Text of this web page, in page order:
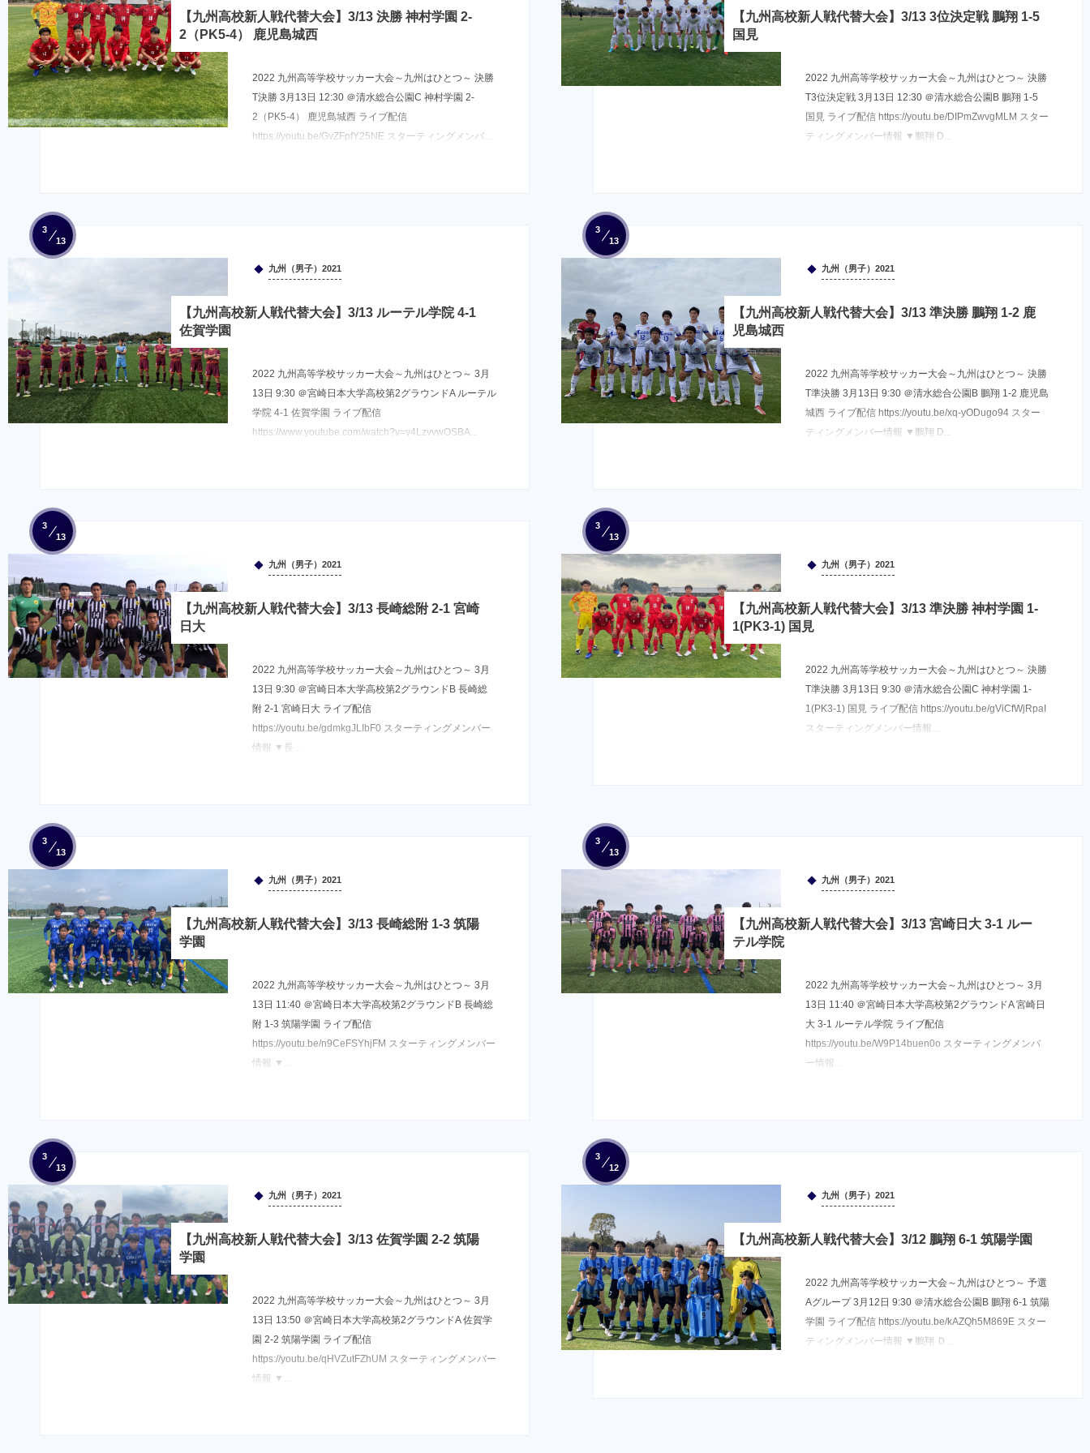
【九州高校新人戦代替大会】3/13 決勝 神村学園 2-
2（PK5-4） 鹿児島城西
2022 九州高等学校サッカー大会～九州はひとつ～ 決勝
T決勝 3月13日 12:30 ＠清水総合公園C 神村学園 2-
2（PK5-4） 鹿児島城西 ライブ配信
https://youtu.be/GvZFpfY25NE スターティングメンバ...
【九州高校新人戦代替大会】3/13 3位決定戦 鵬翔 1-5
国見
2022 九州高等学校サッカー大会～九州はひとつ～ 決勝
T3位決定戦 3月13日 12:30 ＠清水総合公園B 鵬翔 1-5
国見 ライブ配信 https://youtu.be/DIPmZwvgMLM スター
ティングメンバー情報 ▼鵬翔 D...
九州（男子）2021
【九州高校新人戦代替大会】3/13 ルーテル学院 4-1
佐賀学園
2022 九州高等学校サッカー大会～九州はひとつ～ 3月
13日 9:30 ＠宮崎日本大学高校第2グラウンドA ルーテル
学院 4-1 佐賀学園 ライブ配信
https://www.youtube.com/watch?v=y4LzvvwOSBA...
3
13
九州（男子）2021
【九州高校新人戦代替大会】3/13 準決勝 鵬翔 1-2 鹿
児島城西
2022 九州高等学校サッカー大会～九州はひとつ～ 決勝
T準決勝 3月13日 9:30 ＠清水総合公園B 鵬翔 1-2 鹿児島
城西 ライブ配信 https://youtu.be/xq-yODugo94 スター
ティングメンバー情報 ▼鵬翔 D...
3
13
九州（男子）2021
【九州高校新人戦代替大会】3/13 長崎総附 2-1 宮崎
日大
2022 九州高等学校サッカー大会～九州はひとつ～ 3月
13日 9:30 ＠宮崎日本大学高校第2グラウンドB 長崎総
附 2-1 宮崎日大 ライブ配信
https://youtu.be/gdmkgJLIbF0 スターティングメンバー
情報 ▼長...
3
13
九州（男子）2021
【九州高校新人戦代替大会】3/13 準決勝 神村学園 1-
1(PK3-1) 国見
2022 九州高等学校サッカー大会～九州はひとつ～ 決勝
T準決勝 3月13日 9:30 ＠清水総合公園C 神村学園 1-
1(PK3-1) 国見 ライブ配信 https://youtu.be/gViCfWjRpaI
スターティングメンバー情報...
3
13
九州（男子）2021
【九州高校新人戦代替大会】3/13 長崎総附 1-3 筑陽
学園
2022 九州高等学校サッカー大会～九州はひとつ～ 3月
13日 11:40 ＠宮崎日本大学高校第2グラウンドB 長崎総
附 1-3 筑陽学園 ライブ配信
https://youtu.be/n9CeFSYhjFM スターティングメンバー
情報 ▼...
3
13
九州（男子）2021
【九州高校新人戦代替大会】3/13 宮崎日大 3-1 ルー
テル学院
2022 九州高等学校サッカー大会～九州はひとつ～ 3月
13日 11:40 ＠宮崎日本大学高校第2グラウンドA 宮崎日
大 3-1 ルーテル学院 ライブ配信
https://youtu.be/W9P14buen0o スターティングメンバ
ー情報...
3
13
九州（男子）2021
【九州高校新人戦代替大会】3/13 佐賀学園 2-2 筑陽
学園
2022 九州高等学校サッカー大会～九州はひとつ～ 3月
13日 13:50 ＠宮崎日本大学高校第2グラウンドA 佐賀学
園 2-2 筑陽学園 ライブ配信
https://youtu.be/qHVZutFZhUM スターティングメンバー
情報 ▼...
3
13
九州（男子）2021
【九州高校新人戦代替大会】3/12 鵬翔 6-1 筑陽学園
2022 九州高等学校サッカー大会～九州はひとつ～ 予選
Aグループ 3月12日 9:30 ＠清水総合公園B 鵬翔 6-1 筑陽
学園 ライブ配信 https://youtu.be/kAZQh5M869E スター
ティングメンバー情報 ▼鵬翔 Ｄ...
3
12